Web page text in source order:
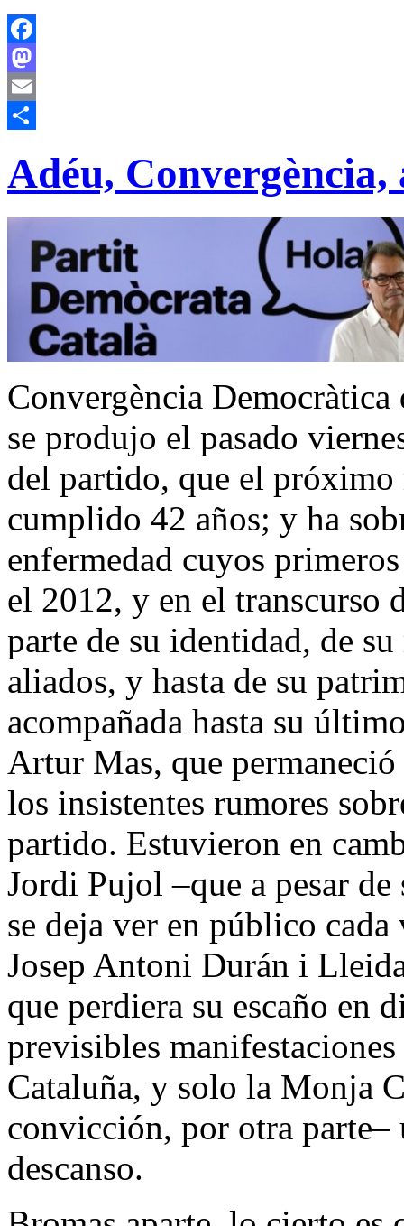
Facebook
Mastodon
Email
Adéu, Convergència,
Convergència
se produjo el pasado
del partido, que el próximo
cumplido 42 años; y ha
enfermedad cuyos
el 2012, y en el transcurso
parte de su identidad, de
aliados, y hasta de su
acompañada hasta su
Artur Mas, que
los insistentes rumores
partido. Estuvieron en
Jordi Pujol –que a pesar
se deja ver en público
Josep Antoni Durán i
que perdiera su escaño en
previsibles
Cataluña, y solo la Monja
convicción, por otra parte–
descanso.